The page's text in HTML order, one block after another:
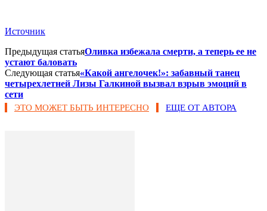
Источник
Предыдущая статьяОливка избежала смерти, а теперь ее не
устают баловать
Следующая статья«Какой ангелочек!»: забавный танец
четырехлетней Лизы Галкиной вызвал взрыв эмоций в
сети
ЭТО МОЖЕТ БЫТЬ ИНТЕРЕСНО ЕЩЕ ОТ АВТОРА